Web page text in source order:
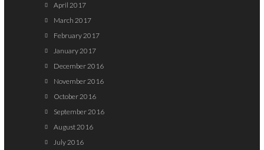
April 2017
March 2017
February 2017
January 2017
December 2016
November 2016
October 2016
September 2016
August 2016
July 2016